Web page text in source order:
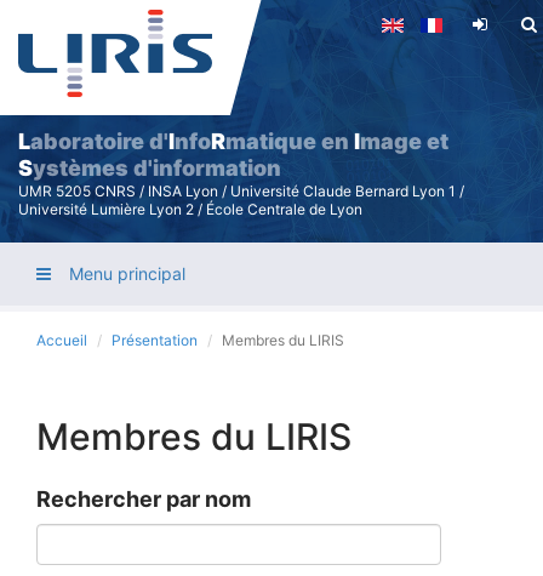
Aller
contenu
principal
Laboratoire d'InfoRmatique en Image et
Systèmes d'information
UMR 5205 CNRS / INSA Lyon / Université Claude Bernard Lyon 1 /
Université Lumière Lyon 2 / École Centrale de Lyon
Menu principal
Accueil Présentation Membres du LIRIS
Membres du LIRIS
Rechercher par nom